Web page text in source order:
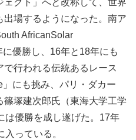
クト」へと改称して、世界
場するようになった。南ア
AfricanSolar
優勝し、16年と18年にも
行われる伝統あるレース
」にも挑み、パリ・ダカー
塚建次郎氏（東海大学工学
は優勝を成し遂げた。17年
っている。